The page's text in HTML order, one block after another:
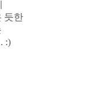
듯한
:)